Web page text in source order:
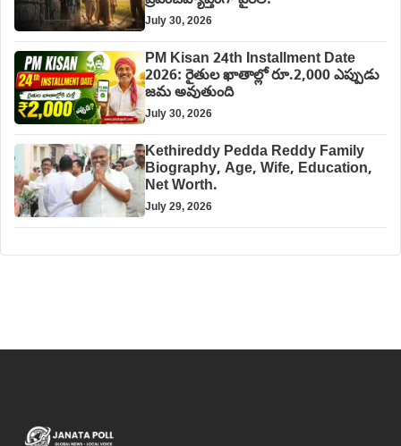
July 30, 2026
PM Kisan 24th Installment Date
2026: రైతుల ఖాతాల్లో రూ.2,000 ఎప్పుడు
జమ అవుతుంది
July 30, 2026
Kethireddy Pedda Reddy Family
Biography, Age, Wife, Education,
Net Worth.
July 29, 2026